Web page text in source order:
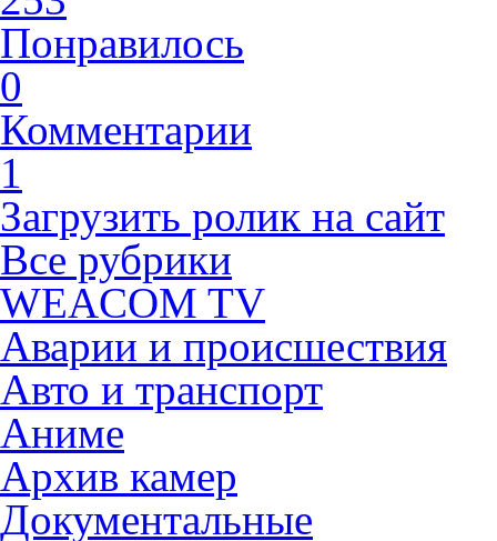
Понравилось
0
Комментарии
1
Загрузить ролик на сайт
Все рубрики
WEACOM TV
Аварии и происшествия
Авто и транспорт
Аниме
Архив камер
Документальные